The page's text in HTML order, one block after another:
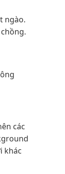
ngào.
các
khác